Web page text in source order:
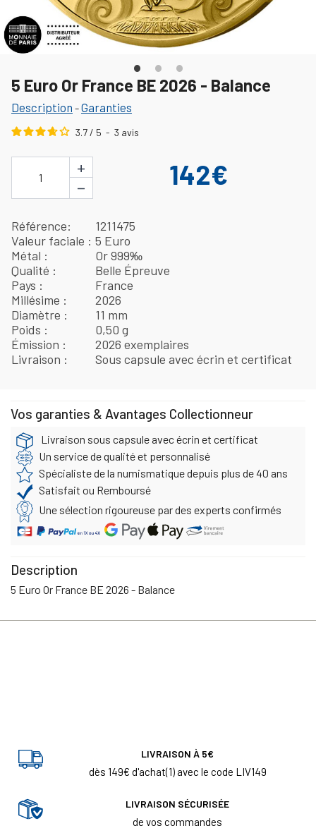
5 Euro Or France BE 2026 - Balance
Description -Garanties
3.7/ 5 - 3 avis
1
+
−
142€
Référence
1211475
Valeur faciale
5 Euro
Métal
Or 999‰
Qualité
Belle Épreuve
Pays
France
Millésime
2026
Diamètre
11 mm
Poids
0,50 g
Émission
2026 exemplaires
Livraison
Sous capsule avec écrin et certificat
Vos garanties & Avantages Collectionneur
Livraison sous capsule avec écrin et certificat
Un service de qualité et personnalisé
Spécialiste de la numismatique depuis plus de 40 ans
Satisfait ou Remboursé
Une sélection rigoureuse par des experts confirmés
Description
5 Euro Or France BE 2026 - Balance
LIVRAISON À 5€
dès 149€ d'achat(1) avec le code LIV149
LIVRAISON SÉCURISÉE
de vos commandes